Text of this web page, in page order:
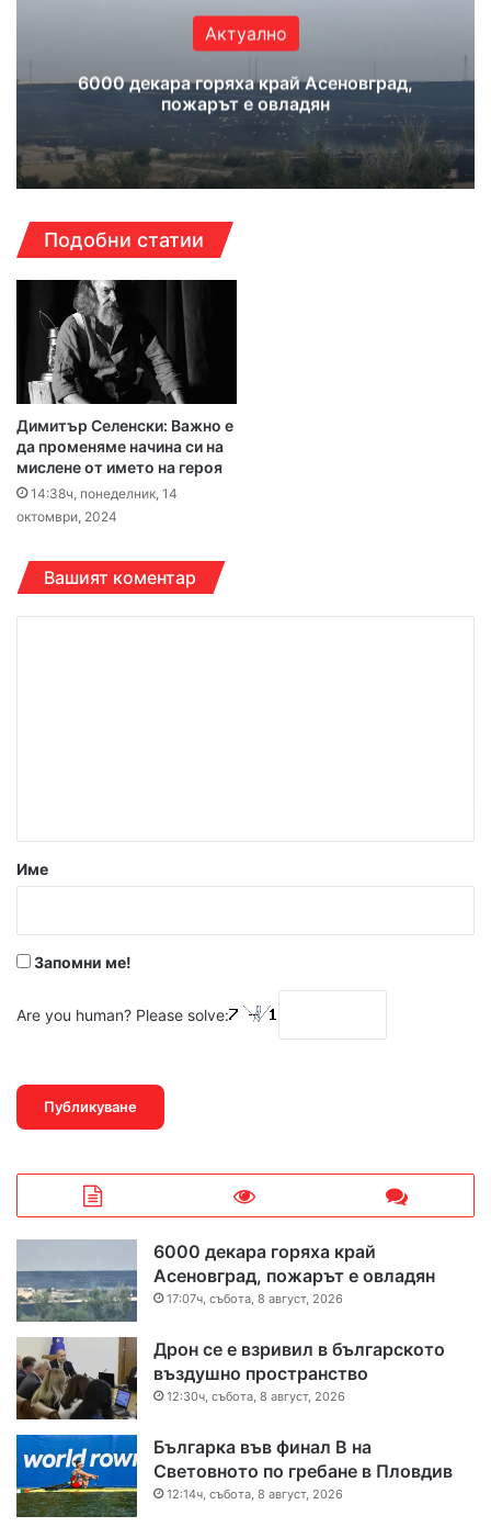
Актуално
6000 декара горяха край Асеновград,
пожарът е овладян
Подобни статии
Димитър Селенски: Важно е
да променяме начина си на
мислене от името на героя
14:38ч, понеделник, 14
октомври, 2024
Вашият коментар
р
Име
Запомни ме!
Are you human? Please solve:
6000 декара горяха край
Асеновград, пожарът е овладян
17:07ч, събота, 8 август, 2026
Дрон се е взривил в българското
въздушно пространство
12:30ч, събота, 8 август, 2026
Българка във финал B на
Световното по гребане в Пловдив
12:14ч, събота, 8 август, 2026